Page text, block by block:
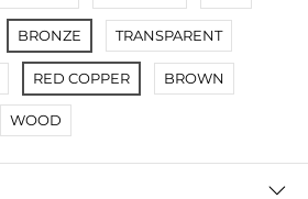
BRONZE TRANSPARENT
RED COPPER BROWN
WOOD